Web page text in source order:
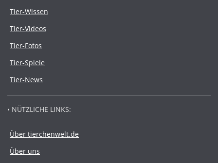
Tier-Wissen
Tier-Videos
Tier-Fotos
Tier-Spiele
Tier-News
• NÜTZLICHE LINKS:
Über tierchenwelt.de
Über uns